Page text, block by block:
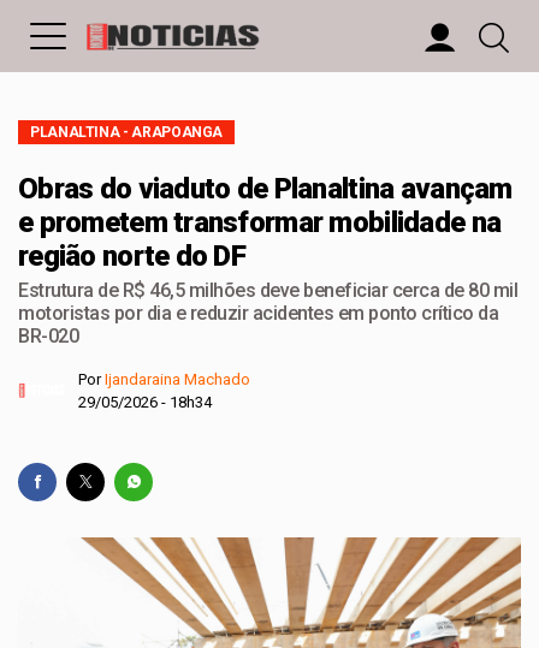
PLANALTINA - ARAPOANGA
Obras do viaduto de Planaltina avançam
e prometem transformar mobilidade na
região norte do DF
Estrutura de R$ 46,5 milhões deve beneficiar cerca de 80 mil
motoristas por dia e reduzir acidentes em ponto crítico da
BR-020
PorIjandaraina Machado
29/05/2026 - 18h34